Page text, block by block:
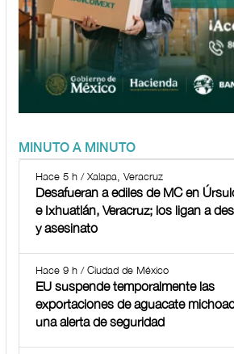
MINUTO A MINUTO
Hace 5 h / Xalapa, Veracruz
Desafueran a ediles de MC en
e Ixhuatlán, Veracruz; los ligan a
y asesinato
Hace 9 h / Ciudad de México
EU suspende temporalmente las
exportaciones de aguacate
una alerta de seguridad